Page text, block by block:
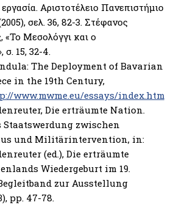
Αριστοτέλειο Πανεπιστήμιο
σελ. 36, 82-3. Στέφανος
Μεσολόγγι και ο
σ. 15, 32-4.
The Deployment of Bavarian
in the 19th Century,
www.mwme.eu/essays/index.html
Die erträumte Nation.
zwischen
und Militärintervention, in:
(ed.), Die erträumte
Wiedergeburt im 19.
zur Ausstellung
pp. 47-78.